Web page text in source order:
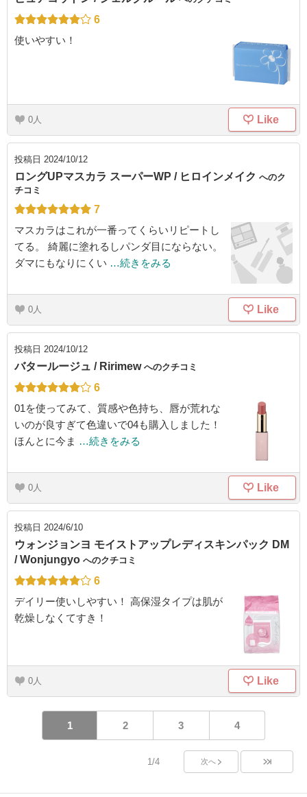
6
使いやすい！
0 Like
投稿日 2024/10/12
ロングUPマスカラ スーパーWP / ヒロインメイク へのク
チコミ
7
マスカラはこれが一番ってくらいリピートし
てる。 綺麗に塗れるしパンダ目にならない。
ダマにもなりにくい …続きをみる
0 Like
投稿日 2024/10/12
バタールージュ / Ririmew へのクチコミ
6
01を使ってみて、質感や色持ち、唇が荒れな
いのが良すぎて色違いで04も購入しました！
ほんとに今ま …続きをみる
0 Like
投稿日 2024/6/10
ウォンジョンヨ モイストアップレディスキンパック DM
/ Wonjungyo へのクチコミ
6
デイリー使いしやすい！ 高保湿タイプは肌が
乾燥しなくてすき！
0 Like
1 2 3 4
1/4 次へ